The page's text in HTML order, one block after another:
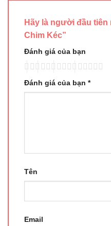
Hãy là người đầu tiên
Chim Kéc”
Đánh giá của bạn
Đánh giá của bạn *
Tên
Email